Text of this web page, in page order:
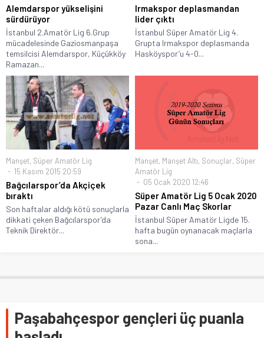
Alemdarspor yükselişini
sürdürüyor
İstanbul 2.Amatör Lig 6.Grup
mücadelesinde Gaziosmanpaşa
temsilcisi Alemdarspor, Küçükköy
Ramazan...
Irmakspor deplasmandan
lider çıktı
İstanbul Süper Amatör Lig 4.
Grupta Irmakspor deplasmanda
Hasköyspor’u 4-0...
Manşet, Süper Amatör Lig
15 Kasım 2015 20:59
Bağcılarspor’da Akçiçek
bıraktı
Son haftalar aldığı kötü sonuçlarla
dikkati çeken Bağcılarspor’da
Teknik Direktör...
Manşet, Manşet Altı, Sonuçlar, Süper
Amatör Lig
05 Ocak 2020 12:46
Süper Amatör Lig 5 Ocak 2020
Pazar Canlı Maç Skorlar
İstanbul Süper Amatör Ligde 15.
hafta bugün oynanacak maçlarla
sona...
Paşabahçespor gençleri üç puanla